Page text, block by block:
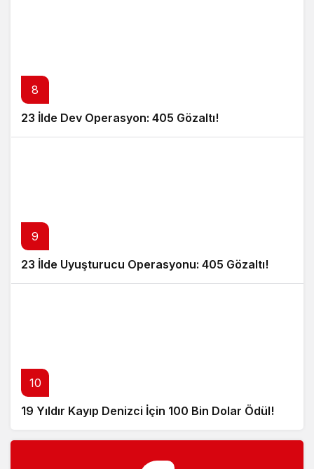
8
23 İlde Dev Operasyon: 405 Gözaltı!
9
23 İlde Uyuşturucu Operasyonu: 405 Gözaltı!
10
19 Yıldır Kayıp Denizci İçin 100 Bin Dolar Ödül!